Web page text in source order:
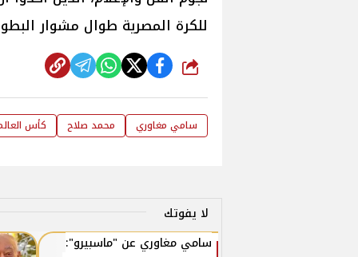
للكرة المصرية طوال مشوار
شارك
سامي مغاوري محمد صلاح كأس
لا يفوتك
سامي مغاوري عن "ماسبيرو":